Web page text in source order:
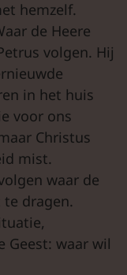
hemzelf.
de Heere
volgen. Hij
in het huis
voor ons
Christus
mist.
waar de
dragen.
Geest: waar wil